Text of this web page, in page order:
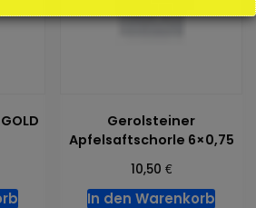
Gerolsteiner
Apfelsaftschorle 6×0,75
10,50 €
In den Warenkorb
sich in16Sekunden